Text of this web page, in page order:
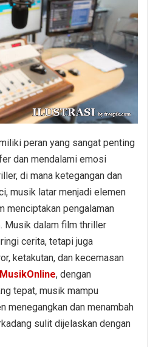
peran yang sangat penting
dan mendalami emosi
di mana ketegangan dan
musik latar menjadi elemen
menciptakan pengalaman
Musik dalam film thriller
cerita, tetapi juga
ketakutan, dan kecemasan
MusikOnline, dengan
tepat, musik mampu
menegangkan dan menambah
sulit dijelaskan dengan